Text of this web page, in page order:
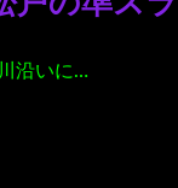
沿いに…